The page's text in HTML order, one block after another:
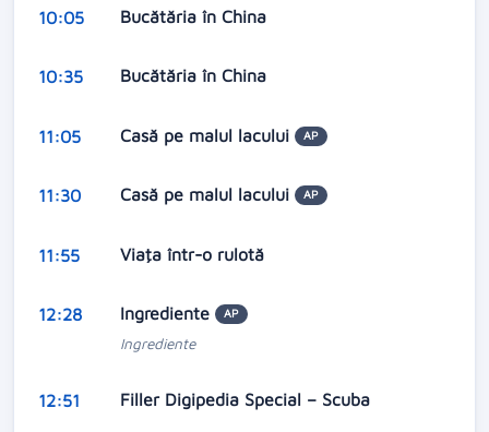
10:05 Bucătăria în China
10:35 Bucătăria în China
11:05 Casă pe malul lacului AP
11:30 Casă pe malul lacului AP
11:55 Viaţa într-o rulotă
12:28 Ingrediente AP
Ingrediente
12:51 Filler Digipedia Special – Scuba